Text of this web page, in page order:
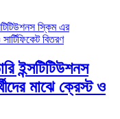
ইন্সটিটিউশনস
মাঝে ক্রেস্ট ও